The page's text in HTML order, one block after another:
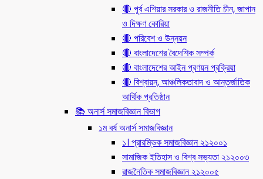
🔴 পূর্ব এশিয়ার সরকার ও রাজনীতি চীন, জাপান
ও দিক্ষণ কোরিয়া
🔴 পরিবেশ ও উন্নয়ন
🔴 বাংলাদেশের বৈদেশিক সম্পর্ক
🔴 বাংলাদেশের আইন প্রণয়ন প্রক্রিয়া
🔴 বিশ্বায়ন, আঞ্চলিকতাবাদ ও আন্তর্জাতিক
আর্থিক প্রতিষ্ঠান
📚 অনার্স সমাজবিজ্ঞান বিভাগ
১ম বর্ষ অনার্স সমাজবিজ্ঞান
১। প্রারম্ভিক সমাজবিজ্ঞান ২১২০০১
সামাজিক ইতিহাস ও বিশ্ব সভ্যতা ২১২০০৩
রাজনৈতিক সমাজবিজ্ঞান ২১২০০৫